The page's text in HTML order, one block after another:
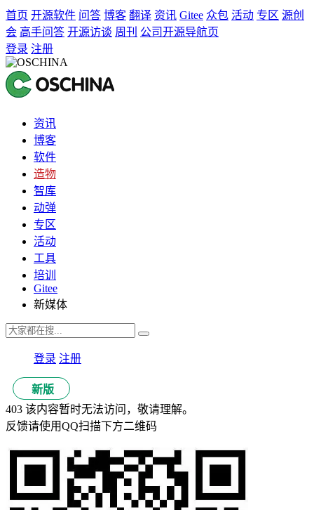
首页 开源软件 问答 博客 翻译 资讯 Gitee 众包 活动 专区 源创
会 高手问答 开源访谈 周刊 公司开源导航页
登录 注册
资讯
博客
软件
造物
智库
动弹
专区
活动
工具
培训
Gitee
新媒体
登录 注册
新版
403 该内容暂时无法访问，敬请理解。
反馈请使用QQ扫描下方二维码